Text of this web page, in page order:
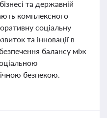
та державній
комплексного
соціальну
та інновації в
балансу між
безпекою.